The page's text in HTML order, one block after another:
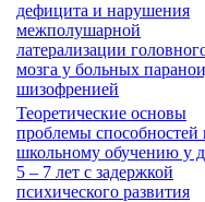
дефицита и нарушения
межполушарной
латерализации
мозга у больных
шизофренией
Теоретические основы
проблемы способностей
школьному обучению у
5 – 7 лет с задержкой
психического развития